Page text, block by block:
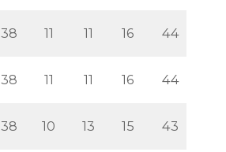
38 11 11 16 44
38 11 11 16 44
38 10 13 15 43